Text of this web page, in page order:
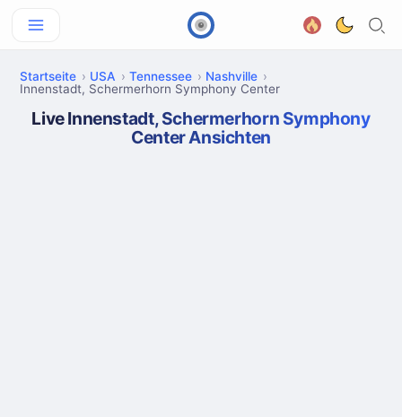
Startseite USA Tennessee
Nashville
Innenstadt, Schermerhorn Symphony Center
Live Innenstadt, Schermerhorn Symphony
Center Ansichten